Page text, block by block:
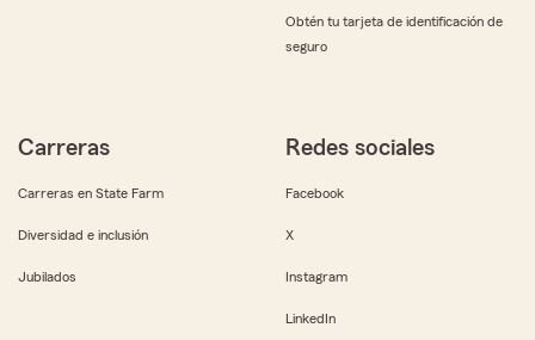
Obtén tu tarjeta de identificación de
seguro
Carreras
Carreras en State Farm
Diversidad e inclusión
Jubilados
Redes sociales
Facebook
X
Instagram
LinkedIn